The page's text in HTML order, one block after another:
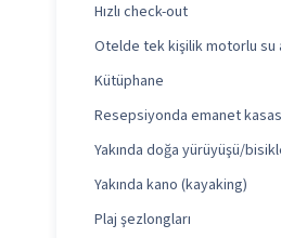
Hızlı check-out
Otelde tek kişilik motorlu su
Kütüphane
Resepsiyonda emanet
Yakında doğa yürüyüşü/
Yakında kano (kayaking)
Plaj şezlongları